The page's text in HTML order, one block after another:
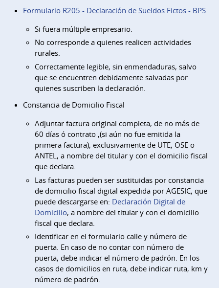
Formulario R205 - Declaración de Sueldos Fictos - BPS
Si fuera múltiple empresario.
No corresponde a quienes realicen actividades
rurales.
Correctamente legible, sin enmendaduras, salvo
que se encuentren debidamente salvadas por
quienes suscriben la declaración.
Constancia de Domicilio Fiscal
Adjuntar factura original completa, de no más de
60 días ó contrato ,(si aún no fue emitida la
primera factura), exclusivamente de UTE, OSE o
ANTEL, a nombre del titular y con el domicilio fiscal
que declara.
Las facturas pueden ser sustituidas por constancia
de domicilio fiscal digital expedida por AGESIC, que
puede descargarse en: Declaración Digital de
Domicilio, a nombre del titular y con el domicilio
fiscal que declara.
Identificar en el formulario calle y número de
puerta. En caso de no contar con número de
puerta, debe indicar el número de padrón. En los
casos de domicilios en ruta, debe indicar ruta, km y
número de padrón.